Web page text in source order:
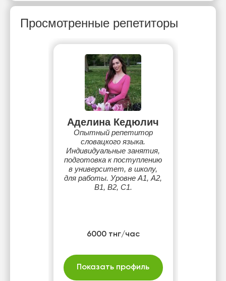
Просмотренные репетиторы
Аделина Кедюлич
Опытный репетитор
словацкого языка.
Индивидуальные занятия,
подготовка к поступлению
в университет, в школу,
для работы. Уровне А1, А2,
B1, B2, C1.
6000 тнг/час
Показать профиль